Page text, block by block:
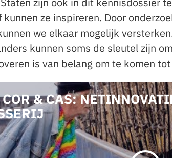
kunnen ze inspireren. Door
we elkaar mogelijk
kunnen soms de sleutel zijn
is van belang om te komen
COR & CAS: